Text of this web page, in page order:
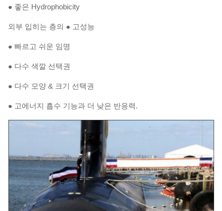
● 좋은 Hydrophobicity
외부 입히는 층의 ● 고성능
● 빠르고 쉬운 임명
● 다수 색깔 선택권
● 다수 모양 & 크기 선택권
● 고에너지 흡수 기능과 더 낮은 반응력.